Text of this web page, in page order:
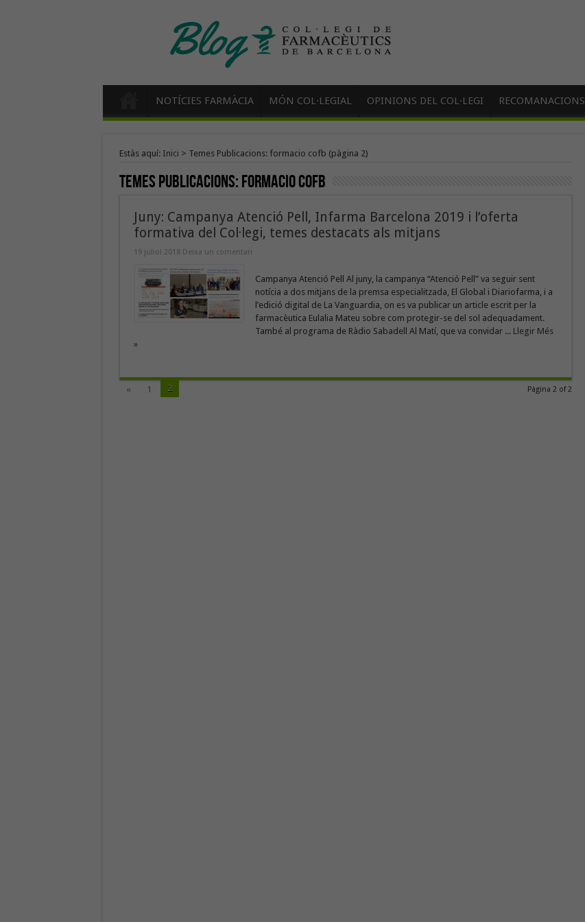
NOTÍCIES FARMÀCIA MÓN COL·LEGIAL OPINIONS DEL COL·LEGI RECOMANACIONS
Estàs aquí: Inici > Temes Publicacions: formacio cofb (pàgina 2)
Temes Publicacions:formacio cofb
Juny: Campanya Atenció Pell, Infarma Barcelona 2019 i l’oferta
formativa del Col·legi, temes destacats als mitjans
19 juliol 2018 Deixa un comentari
Campanya Atenció Pell Al juny, la campanya “Atenció Pell” va seguir sent
notícia a dos mitjans de la premsa especialitzada, El Global i Diariofarma, i a
l’edició digital de La Vanguardia, on es va publicar un article escrit per la
farmacèutica Eulalia Mateu sobre com protegir-se del sol adequadament.
També al programa de Ràdio Sabadell Al Matí, que va convidar ... Llegir Més
»
Pàgina 2 of 2
« 1 2